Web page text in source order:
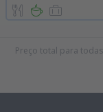
Preço total para